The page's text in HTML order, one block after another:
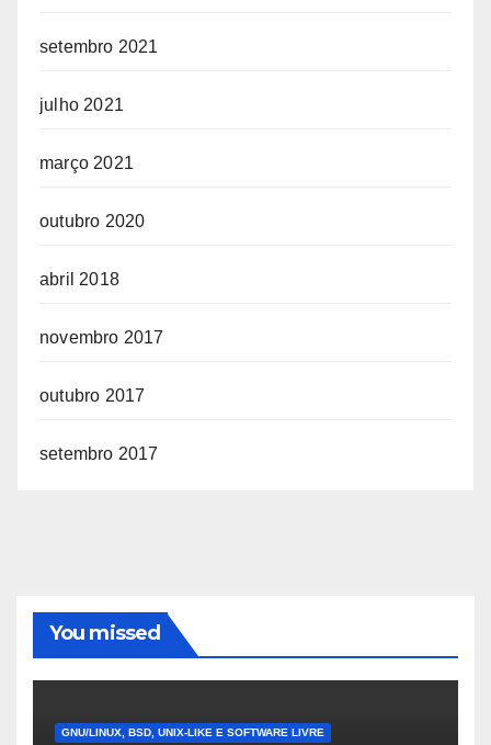
setembro 2021
julho 2021
março 2021
outubro 2020
abril 2018
novembro 2017
outubro 2017
setembro 2017
You missed
GNU/LINUX, BSD, UNIX-LIKE E SOFTWARE LIVRE